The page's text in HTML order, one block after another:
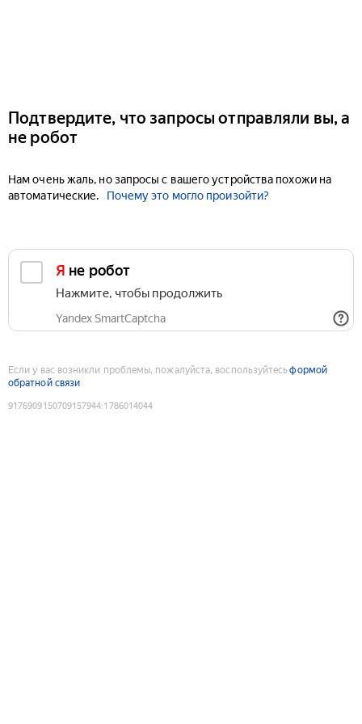
Подтвердите, что запросы отправляли вы, а
не робот
Нам очень жаль, но запросы с вашего устройства похожи на
автоматические.
Почему это могло произойти?
Я не робот
Нажмите, чтобы продолжить
Yandex SmartCaptcha
Если у вас возникли проблемы, пожалуйста, воспользуйтесьформой
обратной связи
9176909150709157944:1786014044